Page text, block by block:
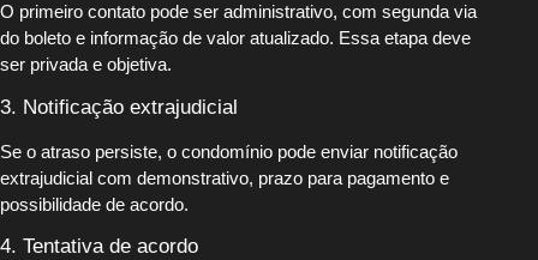
O primeiro contato pode ser administrativo, com segunda via
do boleto e informação de valor atualizado. Essa etapa deve
ser privada e objetiva.
3. Notificação extrajudicial
Se o atraso persiste, o condomínio pode enviar notificação
extrajudicial com demonstrativo, prazo para pagamento e
possibilidade de acordo.
4. Tentativa de acordo